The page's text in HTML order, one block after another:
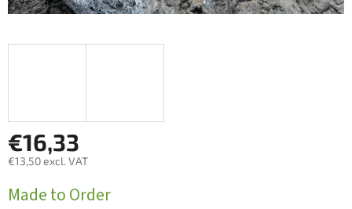
€16,33
€13,50 excl. VAT
price:
Made to Order